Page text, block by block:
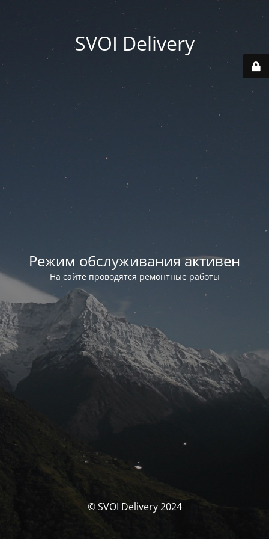
SVOI Delivery
Режим обслуживания активен
На сайте проводятся ремонтные работы
© SVOI Delivery 2024